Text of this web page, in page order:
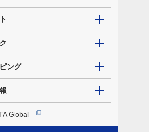
ング
Global